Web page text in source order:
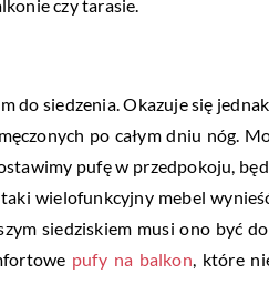
czy tarasie.
do siedzenia. Okazuje się
po całym dniu nóg.
pufę w przedpokoju,
wielofunkcyjny mebel
siedziskiem musi ono być
pufy na balkon, które